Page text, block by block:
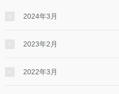
2024年3月
2023年2月
2022年3月